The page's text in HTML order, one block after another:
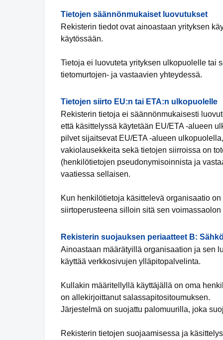
Tietojen säännönmukaiset luovutukset
Rekisterin tiedot ovat ainoastaan yrityksen
käytössään.
Tietoja ei luovuteta yrityksen ulkopuolelle tai
tietomurtojen- ja vastaavien yhteydessä.
Tietojen siirto EU:n tai ETA:n ulkopuolelle
Rekisterin tietoja ei säännönmukaisesti
että käsittelyssä käytetään EU/ETA -alueen
pilvet sijaitsevat EU/ETA -alueen
vakiolausekkeita sekä tietojen siirroissa on
(henkilötietojen pseudonymisoinnista ja
vaatiessa sellaisen.
Kun henkilötietoja käsittelevä organisaatio
siirtoperusteena silloin sitä sen voimassaolon
Rekisterin suojauksen periaatteet B:
Ainoastaan määrätyillä organisaation ja sen
käyttää verkkosivujen ylläpitopalvelinta.
Kullakin määritellyllä käyttäjällä on oma
on allekirjoittanut salassapitositoumuksen.
Järjestelmä on suojattu palomuurilla, joka
Rekisterin tietojen suojaamisessa ja